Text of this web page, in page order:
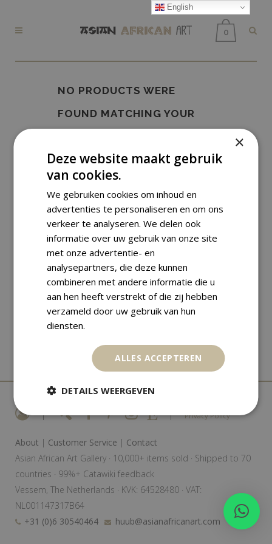
0
NO PRODUCTS WERE
FOUND MATCHING YOUR
| | Privacy Policy
About | Customer Service | Contact
Asian African Art Gallery · 10,000+ items sold · Shipped to 70
countries · 99%+ Catawiki feedback
Vessem, The Netherlands · KVK: 64528480 · VAT:
NL001147317B64
+31 (0)6 30540464
huub@asianafricanart.com
English
×
Deze website maakt gebruik
van cookies.
We gebruiken cookies om inhoud en
advertenties te personaliseren en om ons
verkeer te analyseren. We delen ook
informatie over uw gebruik van onze site
met onze advertentie- en
analysepartners, die deze kunnen
combineren met andere informatie die u
aan hen heeft verstrekt of die zij hebben
verzameld door uw gebruik van hun
diensten.
ALLES ACCEPTEREN
DETAILS WEERGEVEN